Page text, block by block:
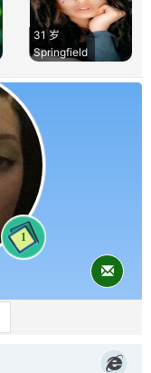
31 岁
Springfield
1